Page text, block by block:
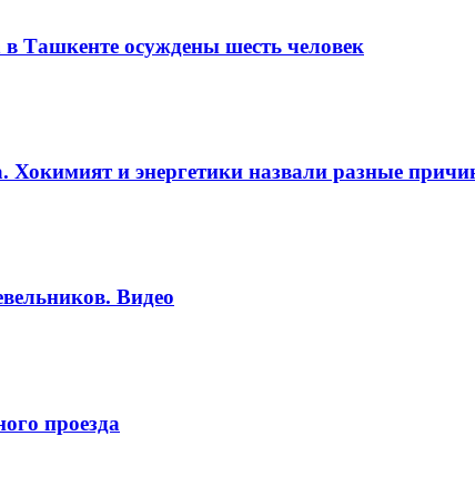
Ташкенте осуждены шесть человек
Хокимият и энергетики назвали разные
Видео
проезда